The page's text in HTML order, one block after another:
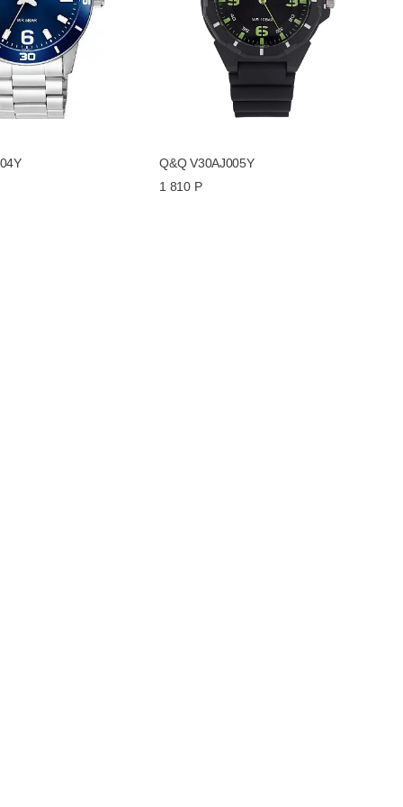
Q&Q V30AJ005Y
1 810 Р